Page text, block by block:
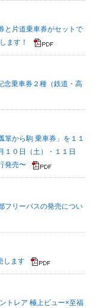
と片道乗車券がセットで
ます！
念乗車券２種（鉄道・高
箪から駒 乗車券」を１１
１０日（土）・１１日
発売〜
フリーパスの発売につい
します
トレア 極上ビュー×至福